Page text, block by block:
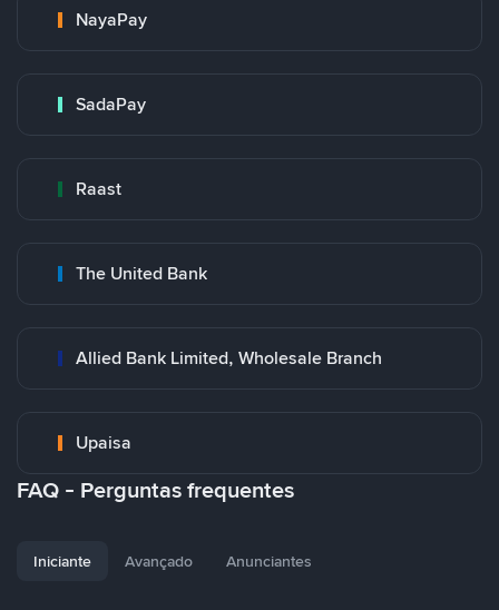
NayaPay
SadaPay
Raast
The United Bank
Allied Bank Limited, Wholesale Branch
Upaisa
FAQ - Perguntas frequentes
Iniciante Avançado Anunciantes